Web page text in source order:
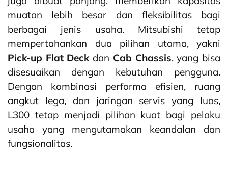
muatan lebih besar dan fleksibilitas bagi
berbagai jenis usaha. Mitsubishi tetap
mempertahankan dua pilihan utama, yakni
Pick-up Flat Deckdan Cab Chassis, yang bisa
disesuaikan dengan kebutuhan pengguna.
Dengan kombinasi performa efisien, ruang
angkut lega, dan jaringan servis yang luas,
L300 tetap menjadi pilihan kuat bagi pelaku
usaha yang mengutamakan keandalan dan
fungsionalitas.